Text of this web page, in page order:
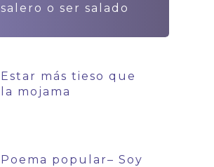
salero o ser salado
Estar más tieso que
la mojama
Poema popular– Soy